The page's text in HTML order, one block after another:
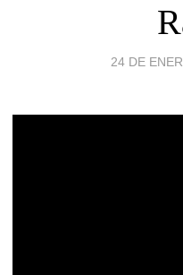
24 DE